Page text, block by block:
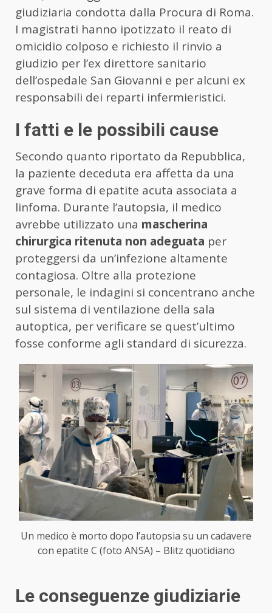
giudiziaria condotta dalla Procura di Roma.
I magistrati hanno ipotizzato il reato di
omicidio colposo e richiesto il rinvio a
giudizio per l’ex direttore sanitario
dell’ospedale San Giovanni e per alcuni ex
responsabili dei reparti infermieristici.
I fatti e le possibili cause
Secondo quanto riportato da Repubblica,
la paziente deceduta era affetta da una
grave forma di epatite acuta associata a
linfoma. Durante l’autopsia, il medico
avrebbe utilizzato una mascherina
chirurgica ritenuta non adeguata per
proteggersi da un’infezione altamente
contagiosa. Oltre alla protezione
personale, le indagini si concentrano anche
sul sistema di ventilazione della sala
autoptica, per verificare se quest’ultimo
fosse conforme agli standard di sicurezza.
Un medico è morto dopo l’autopsia su un cadavere
con epatite C (foto ANSA) – Blitz quotidiano
Le conseguenze giudiziarie